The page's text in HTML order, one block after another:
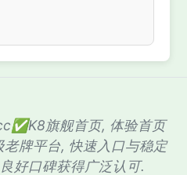
旗舰首页, 体验首页
牌平台, 快速入口与稳定
好口碑获得广泛认可.